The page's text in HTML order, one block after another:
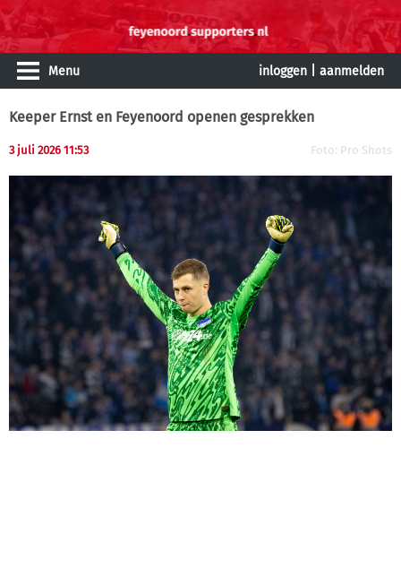
Menu inloggen aanmelden
Keeper Ernst en Feyenoord openen gesprekken
3 juli 2026 11:53 Foto: Pro Shots